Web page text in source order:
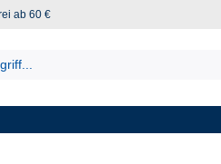
ab 60 €